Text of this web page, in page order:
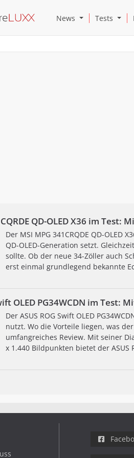
News Open News
Tests
QD-OLED X36 im Test:
Der MSI MPG 341CRQDE QD-
QD-OLED-Generation setzt.
sollte. Ob der neue 34-Zöller auch
erst einmal grundlegend bekannte
OLED PG34WCDN im Test:
Der ASUS ROG Swift OLED
nutzt. Wo die Vorteile liegen, was
umfangreiches Review. Mit seiner
x 1.440 Bildpunkten bietet der ASUS